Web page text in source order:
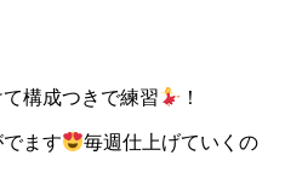
構成つきで練習 ！
ます
毎週仕上げていくの